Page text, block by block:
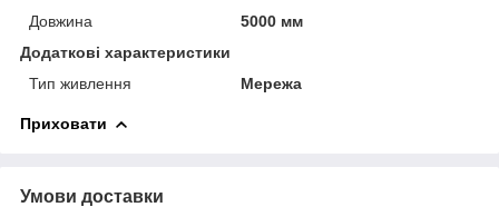
Довжина
5000 мм
Додаткові характеристики
Тип живлення
Мережа
Приховати
Умови доставки